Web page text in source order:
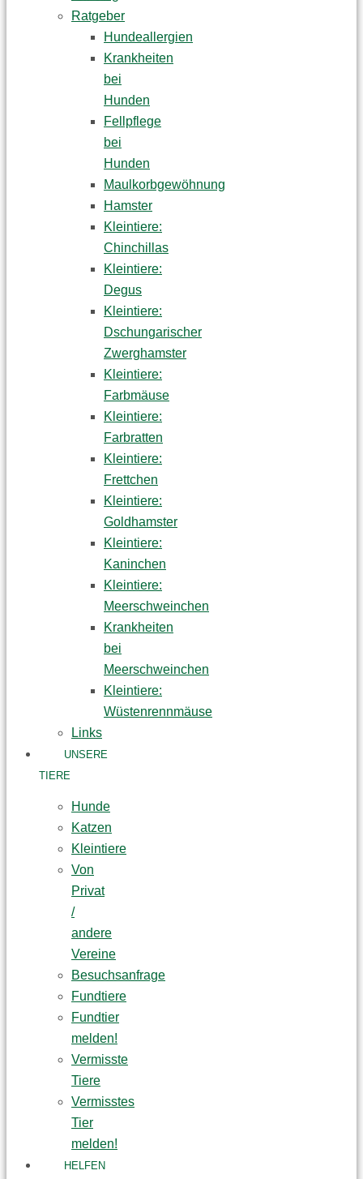
Ratgeber
Hundeallergien
Krankheiten
bei
Hunden
Fellpflege
bei
Hunden
Maulkorbgewöhnung
Hamster
Kleintiere:
Chinchillas
Kleintiere:
Degus
Kleintiere:
Dschungarischer
Zwerghamster
Kleintiere:
Farbmäuse
Kleintiere:
Farbratten
Kleintiere:
Frettchen
Kleintiere:
Goldhamster
Kleintiere:
Kaninchen
Kleintiere:
Meerschweinchen
Krankheiten
bei
Meerschweinchen
Kleintiere:
Wüstenrennmäuse
Links
UNSERE
TIERE
Hunde
Katzen
Kleintiere
Von
Privat
/
andere
Vereine
Besuchsanfrage
Fundtiere
Fundtier
melden!
Vermisste
Tiere
Vermisstes
Tier
melden!
HELFEN